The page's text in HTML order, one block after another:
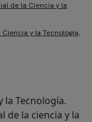
de la Ciencia y la
y la Tecnología,
la Tecnología.
de la ciencia y la